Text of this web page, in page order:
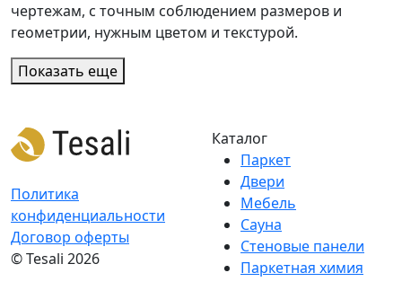
чертежам, с точным соблюдением размеров и
геометрии, нужным цветом и текстурой.
Показать еще
Политика
конфиденциальности
Договор оферты
© Tesali 2026
Каталог
Паркет
Двери
Мебель
Сауна
Стеновые панели
Паркетная химия